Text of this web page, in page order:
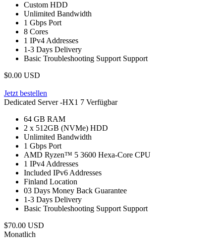
Custom HDD
Unlimited Bandwidth
1 Gbps Port
8 Cores
1 IPv4 Addresses
1-3 Days Delivery
Basic Troubleshooting Support Support
$0.00 USD
Jetzt bestellen
Dedicated Server -HX1 7 Verfügbar
64 GB RAM
2 x 512GB (NVMe) HDD
Unlimited Bandwidth
1 Gbps Port
AMD Ryzen™ 5 3600 Hexa-Core CPU
1 IPv4 Addresses
Included IPv6 Addresses
Finland Location
03 Days Money Back Guarantee
1-3 Days Delivery
Basic Troubleshooting Support Support
$70.00 USD
Monatlich